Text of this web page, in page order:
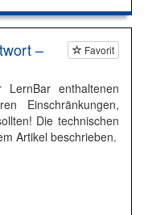
Favorit
–
enthaltenen
Einschränkungen,
Die technischen
Artikel beschrieben.